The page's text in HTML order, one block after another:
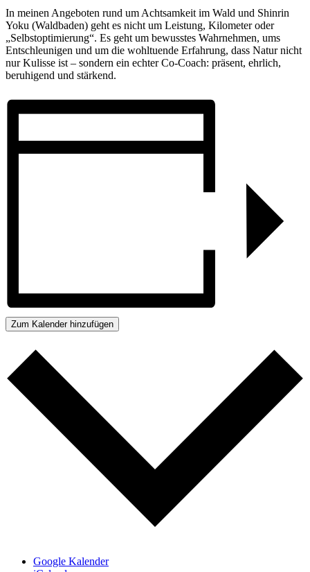
In meinen Angeboten rund um Achtsamkeit im Wald und Shinrin
Yoku (Waldbaden) geht es nicht um Leistung, Kilometer oder
„Selbstoptimierung“. Es geht um bewusstes Wahrnehmen, ums
Entschleunigen und um die wohltuende Erfahrung, dass Natur nicht
nur Kulisse ist – sondern ein echter Co-Coach: präsent, ehrlich,
beruhigend und stärkend.
Zum Kalender hinzufügen
Google Kalender